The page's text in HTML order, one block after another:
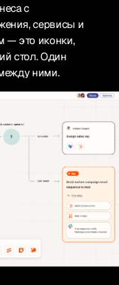
с
сервисы и
— это иконки,
стол. Один
ними.